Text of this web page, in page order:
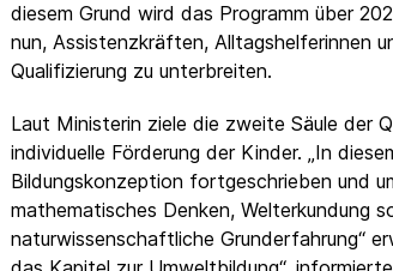
diesem Grund wird das Programm über
nun, Assistenzkräften, Alltagshelferinnen
Qualifizierung zu unterbreiten.
Laut Ministerin ziele die zweite Säule der
individuelle Förderung der Kinder. „In
Bildungskonzeption fortgeschrieben und
mathematisches Denken, Welterkundung
naturwissenschaftliche Grunderfahrung“